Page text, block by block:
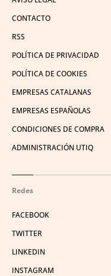
CONTACTO
RSS
POLÍTICA DE PRIVACIDAD
POLÍTICA DE COOKIES
EMPRESAS CATALANAS
EMPRESAS ESPAÑOLAS
CONDICIONES DE COMPRA
ADMINISTRACIÓN UTIQ
Redes
FACEBOOK
TWITTER
LINKEDIN
INSTAGRAM